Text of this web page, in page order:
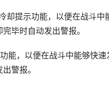
却提示功能，以便在战斗
毕时自动发出警报。
能，以便在战斗中能够快
警报。